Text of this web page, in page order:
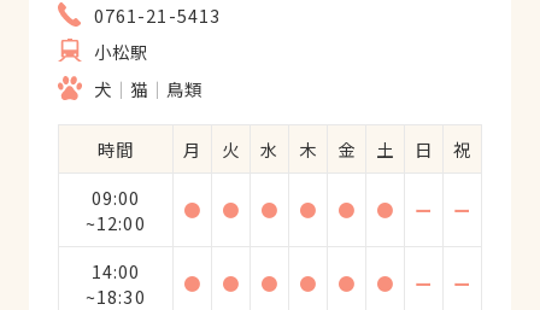
0761-21-5413
小松駅
犬
猫 鳥類
時間 月 火 水 木 金 土 日
祝
09:00
~12:00
● ● ● ● ● ● ー ー
14:00
~18:30
● ● ● ● ● ● ー
ー